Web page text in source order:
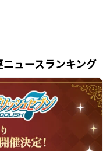
ュースランキング